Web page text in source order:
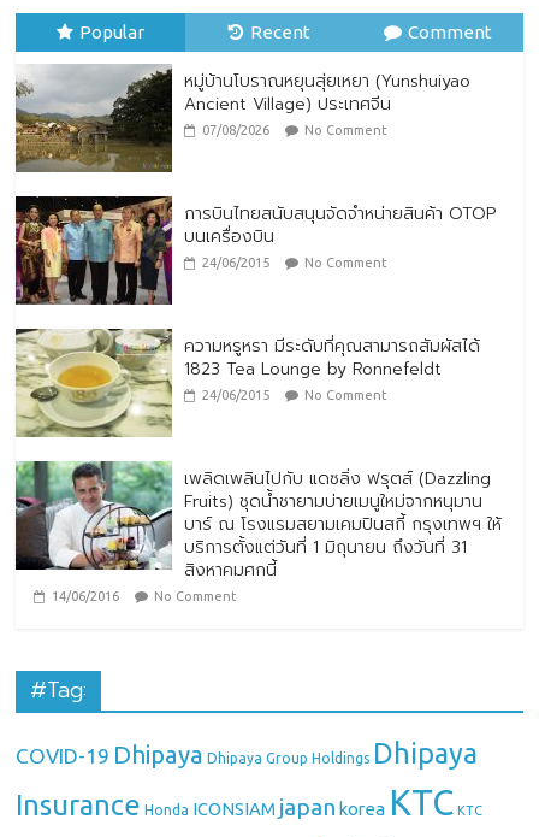
Popular Recent Comment
หมู่บ้านโบราณหยุนสุ่ยเหยา (Yunshuiyao
Ancient Village) ประเทศจีน
07/08/2026 No Comment
การบินไทยสนับสนุนจัดจำหน่ายสินค้า OTOP
บนเครื่องบิน
24/06/2015 No Comment
ความหรูหรา มีระดับที่คุณสามารถสัมผัสได้
1823 Tea Lounge by Ronnefeldt
24/06/2015 No Comment
เพลิดเพลินไปกับ แดซลิ่ง ฟรุตส์ (Dazzling
Fruits) ชุดน้ำชายามบ่ายเมนูใหม่จากหนุมาน
บาร์ ณ โรงแรมสยามเคมปินสกี้ กรุงเทพฯ ให้
บริการตั้งแต่วันที่ 1 มิถุนายน ถึงวันที่ 31
สิงหาคมศกนี้
14/06/2016 No Comment
#Tag:
COVID-19 Dhipaya Dhipaya Group Holdings Dhipaya
Insurance Honda ICONSIAM japan korea KTC KTC